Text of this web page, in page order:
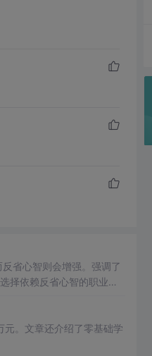
省心智则会增强。强调了
择依赖反省心智的职业，
元。文章还介绍了零基础学